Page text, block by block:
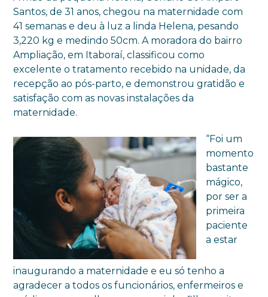
Santos, de 31 anos, chegou na maternidade com
41 semanas e deu à luz a linda Helena, pesando
3,220 kg e medindo 50cm. A moradora do bairro
Ampliação, em Itaboraí, classificou como
excelente o tratamento recebido na unidade, da
recepção ao pós-parto, e demonstrou gratidão e
satisfação com as novas instalações da
maternidade.
“Foi um
momento
bastante
mágico,
por ser a
primeira
paciente
a estar
inaugurando a maternidade e eu só tenho a
agradecer a todos os funcionários, enfermeiros e